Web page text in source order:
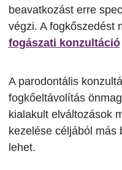
beavatkozást erre
végzi. A fogkőszedést
fogászati konzultáció
A parodontális
fogkőeltávolítás
kialakult elváltozások
kezelése céljából más
lehet.